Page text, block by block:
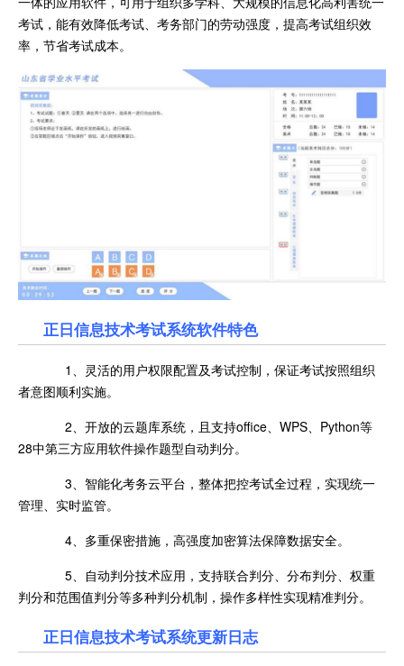
考试，能有效降低考试、考务部门的劳动强度，提高考试组织效
率，节省考试成本。
正日信息技术考试系统软件特色
1、灵活的用户权限配置及考试控制，保证考试按照组织
者意图顺利实施。
2、开放的云题库系统，且支持office、WPS、Python等
28中第三方应用软件操作题型自动判分。
3、智能化考务云平台，整体把控考试全过程，实现统一
管理、实时监管。
4、多重保密措施，高强度加密算法保障数据安全。
5、自动判分技术应用，支持联合判分、分布判分、权重
判分和范围值判分等多种判分机制，操作多样性实现精准判分。
正日信息技术考试系统更新日志